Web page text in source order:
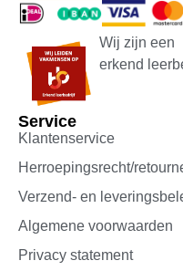
Wij zijn een
erkend
Service
Klantenservice
Herroepingsrecht/
Verzend- en
Algemene voorwaarden
Privacy statement